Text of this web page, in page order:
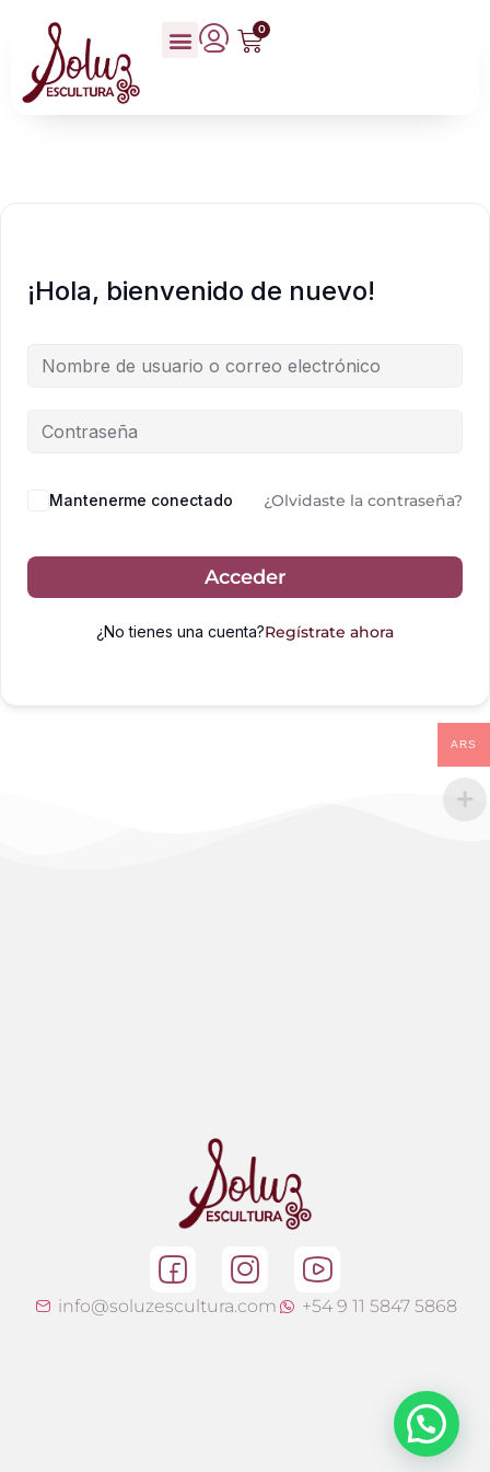
0
¡Hola, bienvenido de nuevo!
Mantenerme conectado ¿Olvidaste la contraseña?
Acceder
¿No tienes una cuenta?Regístrate ahora
info@soluzescultura.com +54 9 11 5847 5868
ARS